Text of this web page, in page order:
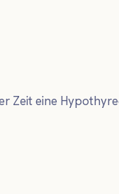
Zeit eine